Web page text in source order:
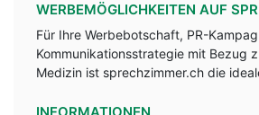
WERBEMÖGLICHKEITEN AUF
Für Ihre Werbebotschaft, PR-
Kommunikationsstrategie mit Bezug
Medizin ist sprechzimmer.ch die